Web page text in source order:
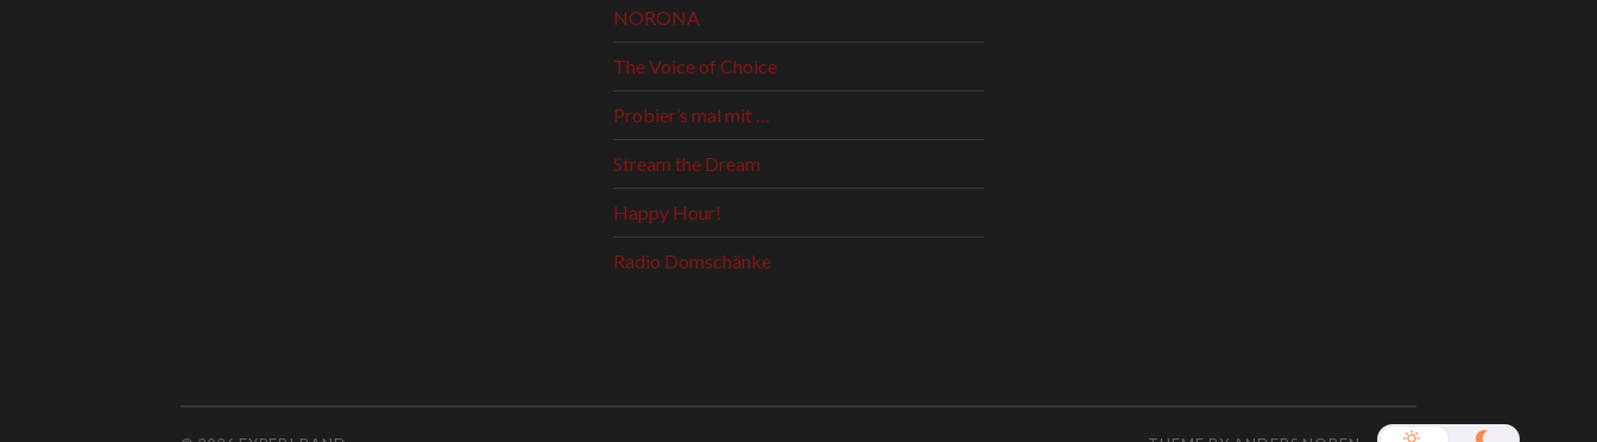
NORONA
The Voice of Choice
Probier’s mal mit …
Stream the Dream
Happy Hour!
Radio Domschänke